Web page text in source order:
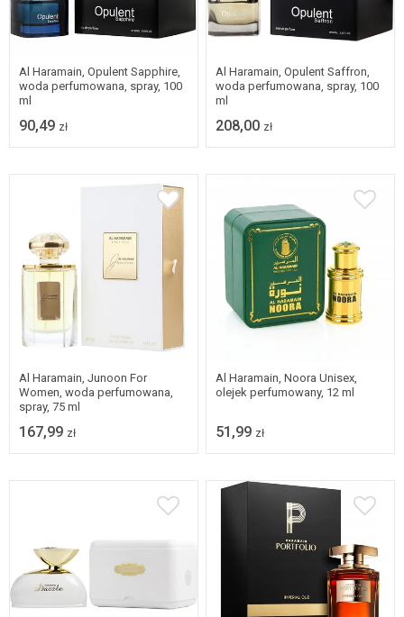
Al Haramain, Opulent Sapphire,
woda perfumowana, spray, 100
ml
90,49 zł
Al Haramain, Opulent Saffron,
woda perfumowana, spray, 100
ml
208,00 zł
Al Haramain, Junoon For
Women, woda perfumowana,
spray, 75 ml
167,99 zł
Al Haramain, Noora Unisex,
olejek perfumowany, 12 ml
51,99 zł